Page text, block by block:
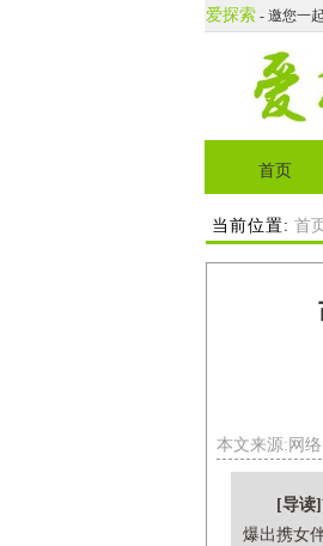
爱探索- 邀您一
首页
当前位置: 首页
本文来源:网
[导读]
爆出携女